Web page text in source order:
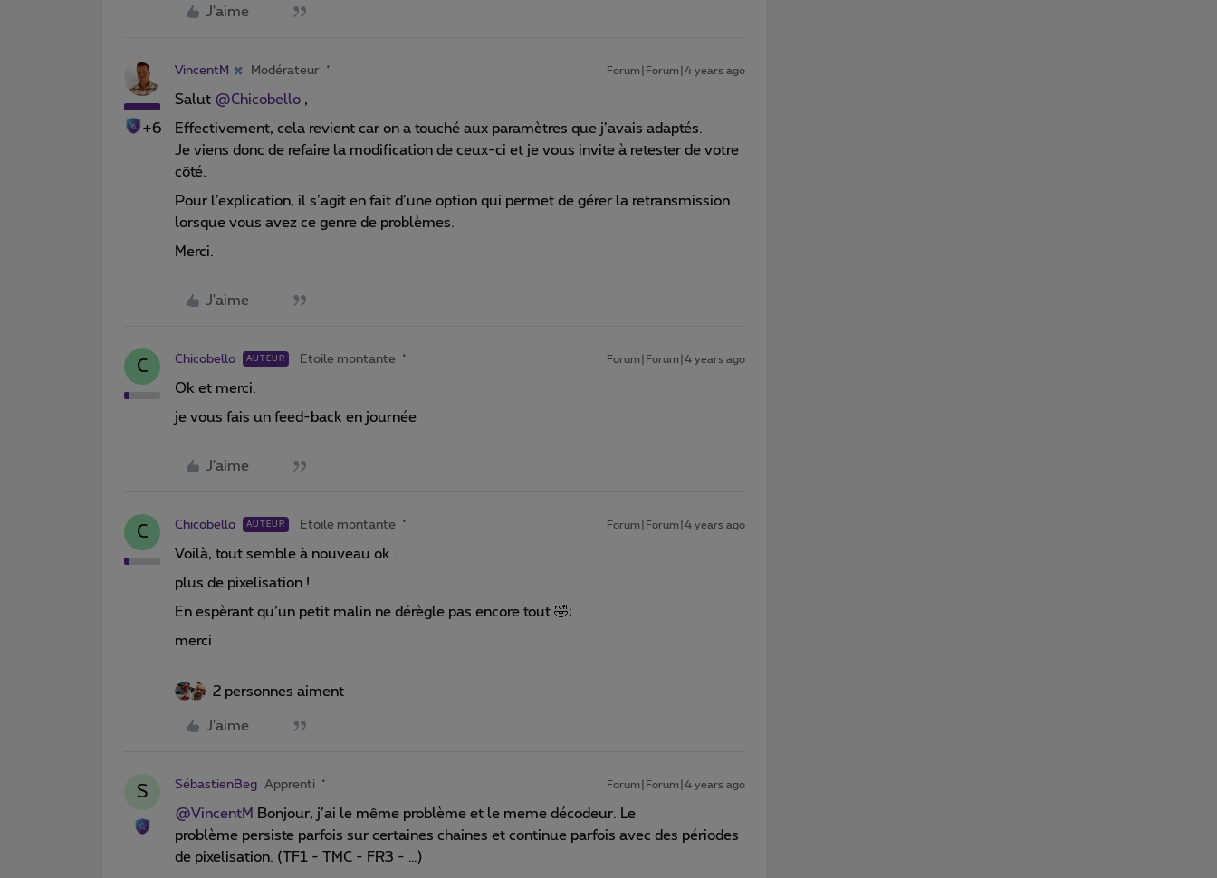
J'aime
+6
VincentM Modérateur Forum|Forum|4 years ago
Salut @Chicobello ,
Effectivement, cela revient car on a touché aux paramètres que j’avais adaptés.
Je viens donc de refaire la modification de ceux-ci et je vous invite à retester de votre
côté.
Pour l’explication, il s’agit en fait d’une option qui permet de gérer la retransmission
lorsque vous avez ce genre de problèmes.
Merci.
J'aime
C Chicobello AUTEUR Etoile montante Forum|Forum|4 years ago
Ok et merci.
je vous fais un feed-back en journée
J'aime
C Chicobello AUTEUR Etoile montante Forum|Forum|4 years ago
Voilà, tout semble à nouveau ok .
plus de pixelisation !
En espèrant qu’un petit malin ne dérègle pas encore tout 🤣;
merci
2 personnes aiment
J'aime
S SébastienBeg Apprenti Forum|Forum|4 years ago
@VincentM
Bonjour, j’ai le même problème et le meme décodeur. Le
problème persiste parfois sur certaines chaines et continue parfois avec des périodes
de pixelisation. (TF1 - TMC - FR3 - …)